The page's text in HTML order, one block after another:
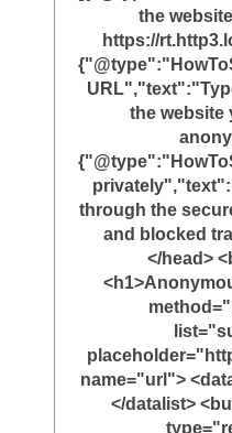
the
https://
the website
through the
and blocked
</head>
name="url">
</datalist>